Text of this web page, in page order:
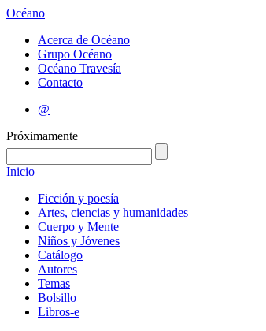
Océano
Acerca de Océano
Grupo Océano
Océano Travesía
Contacto
@
Próximamente
Inicio
Ficción y poesía
Artes, ciencias y humanidades
Cuerpo y Mente
Niños y Jóvenes
Catálogo
Autores
Temas
Bolsillo
Libros-e